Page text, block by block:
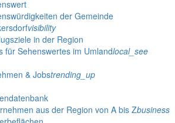
der Gemeinde
visibility
in der Region
für Sehenswertes im Umlandlocal_see
& Jobstrending_up
aus der Region von A bis Zbusiness